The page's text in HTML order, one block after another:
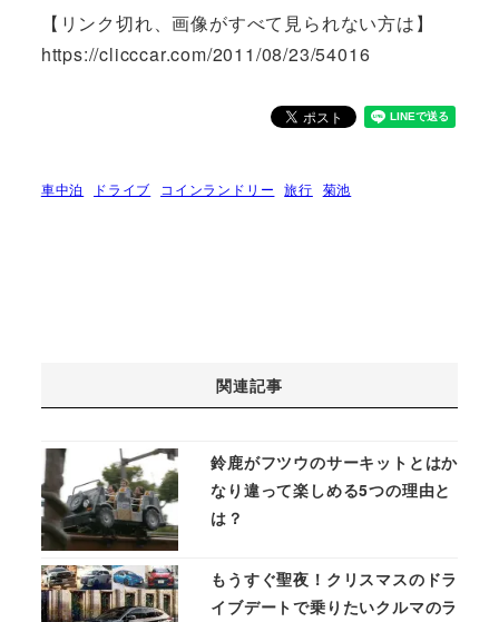
【リンク切れ、画像がすべて見られない方は】
https://clicccar.com/2011/08/23/54016
車中泊 ドライブ コインランドリー 旅行 菊池
関連記事
鈴鹿がフツウのサーキットとはか
なり違って楽しめる5つの理由と
は？
もうすぐ聖夜！クリスマスのドラ
イブデートで乗りたいクルマのラ